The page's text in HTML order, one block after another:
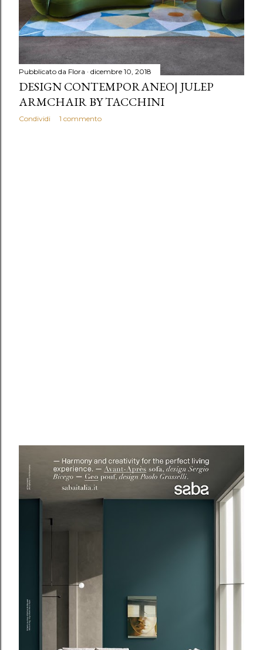
Pubblicato da Flora dicembre 10, 2018
DESIGN CONTEMPORANEO| JULEP
ARMCHAIR BY TACCHINI
Condividi 1 commento